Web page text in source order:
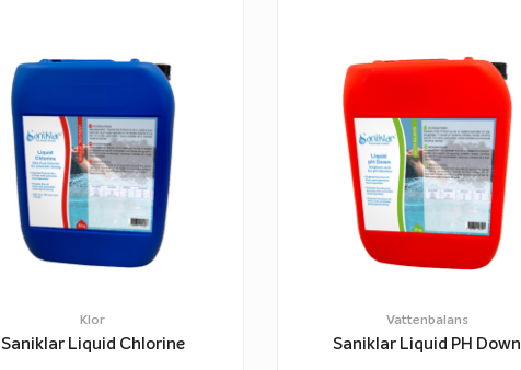
Klor
Saniklar Liquid Chlorine
Vattenbalans
Saniklar Liquid PH Down